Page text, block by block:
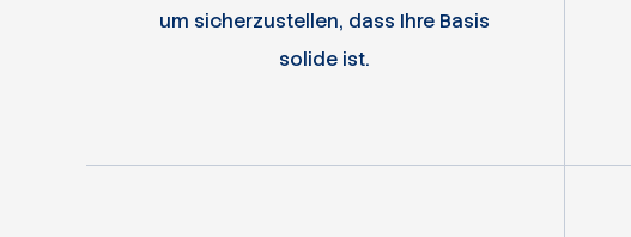
um sicher­zu­stellen, dass Ihre Basis
solide ist.